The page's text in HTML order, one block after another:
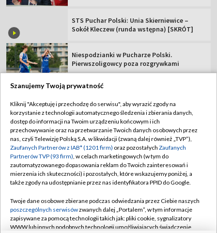
STS Puchar Polski: Unia Skierniewice –
Sokół Kleczew (runda wstępna) [SKRÓT]
Niespodzianki w Pucharze Polski.
Pierwszoligowcy poza rozgrywkami
TVP
Abonament TVP
Sklep TVP
Biuro Reklamy
Oferta Handlowa
Emisja w TVP
Rada Programowa
Regulamin TVP
Polityka prywatności
Moje zgody
Biuro reklamy
Kanały
Szanujemy Twoją prywatność
Kliknij "Akceptuję i przechodzę do serwisu", aby wyrazić zgody na
korzystanie z technologii automatycznego śledzenia i zbierania danych,
dostęp do informacji na Twoim urządzeniu końcowym i ich
przechowywanie oraz na przetwarzanie Twoich danych osobowych przez
nas, czyli Telewizję Polską S.A. w likwidacji (zwaną dalej również „TVP”),
Zaufanych Partnerów z IAB* (1201 firm) oraz pozostałych Zaufanych
Partnerów TVP (93 firm), w celach marketingowych (w tym do
zautomatyzowanego dopasowania reklam do Twoich zainteresowań i
mierzenia ich skuteczności) i pozostałych, które wskazujemy poniżej, a
także zgody na udostępnianie przez nas identyfikatora PPID do Google.
Twoje dane osobowe zbierane podczas odwiedzania przez Ciebie naszych
poszczególnych serwisówzwanych dalej „Portalem”, w tym informacje
zapisywane za pomocą technologii takich jak: pliki cookie, sygnalizatory
WWW lub innych podobnych technologii umożliwiających świadczenie